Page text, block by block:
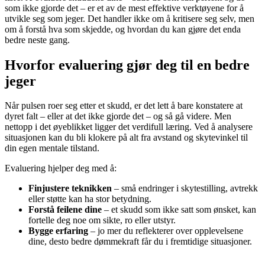
som ikke gjorde det – er et av de mest effektive verktøyene for å
utvikle seg som jeger. Det handler ikke om å kritisere seg selv, men
om å forstå hva som skjedde, og hvordan du kan gjøre det enda
bedre neste gang.
Hvorfor evaluering gjør deg til en bedre
jeger
Når pulsen roer seg etter et skudd, er det lett å bare konstatere at
dyret falt – eller at det ikke gjorde det – og så gå videre. Men
nettopp i det øyeblikket ligger det verdifull læring. Ved å analysere
situasjonen kan du bli klokere på alt fra avstand og skytevinkel til
din egen mentale tilstand.
Evaluering hjelper deg med å:
Finjustere teknikken – små endringer i skytestilling, avtrekk
eller støtte kan ha stor betydning.
Forstå feilene dine – et skudd som ikke satt som ønsket, kan
fortelle deg noe om sikte, ro eller utstyr.
Bygge erfaring – jo mer du reflekterer over opplevelsene
dine, desto bedre dømmekraft får du i fremtidige situasjoner.